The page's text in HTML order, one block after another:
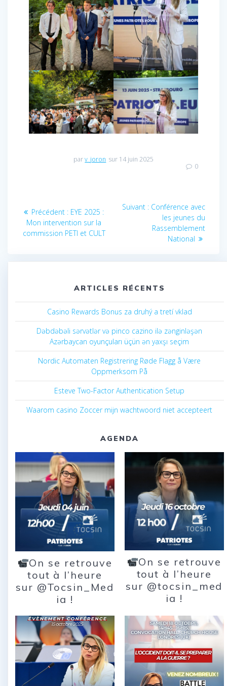
parv_joron sur 14 juin 2025
0
de Précédent : Article
précédent
:
EYE 2025 :
Mon intervention sur la
commission PETI et CULT
Suivant : Article
suivant
Conférence avec
les jeunes du
Rassemblement
National
ARTICLES RÉCENTS
Casino Rewards Bonus za druhý a tretí vklad
Dəbdəbəli sərvətlər və pinco cazino ilə zənginləşən
Azərbaycan oyunçuları üçün ən yaxşı seçim
Nordic Automaten Registrering Røde Flagg å Være
Oppmerksom På
Esteve Two-Factor Authentication Setup
Waarom casino Zoccer mijn wachtwoord niet accepteert
AGENDA
On se retrouve
tout à l’heure
sur @Tocsin_Med
ia !
On se retrouve
tout à l’heure
sur @tocsin_med
ia !